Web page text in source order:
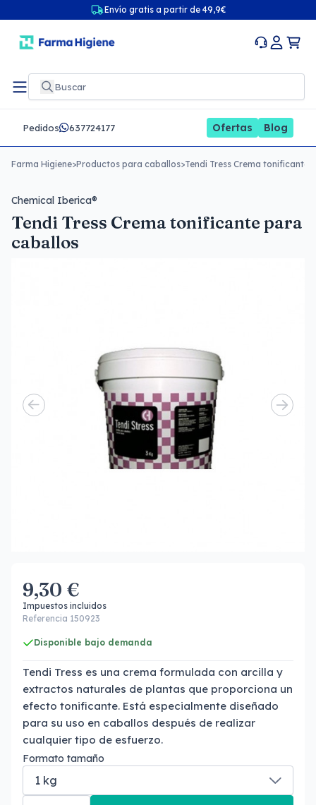
Envío gratis a partir de 49,9€
Pedidos 637724177 Ofertas Blog
Farma Higiene>Productos para caballos>Tendi Tress Crema tonificante
Chemical Iberica®
Tendi Tress Crema tonificante para
caballos
9,30 €
Impuestos incluidos
Referencia 150923
Disponible bajo demanda
Tendi Tress es una crema formulada con arcilla y
extractos naturales de plantas que proporciona un
efecto tonificante. Está especialmente diseñado
para su uso en caballos después de realizar
cualquier tipo de esfuerzo.
Formato tamaño